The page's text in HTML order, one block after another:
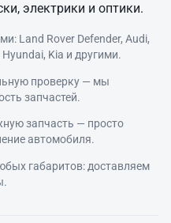
электрики и оптики.
Land Rover Defender, Audi,
Kia и другими.
проверку — мы
запчастей.
запчасть — просто
автомобиля.
габаритов: доставляем